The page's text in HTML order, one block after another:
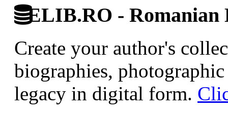
ELIB.RO -
Create your author's
biographies,
legacy in digital form.